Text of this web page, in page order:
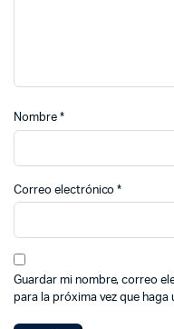
Nombre *
Correo electrónico*
Guardar mi nombre, correo
para la próxima vez que haga